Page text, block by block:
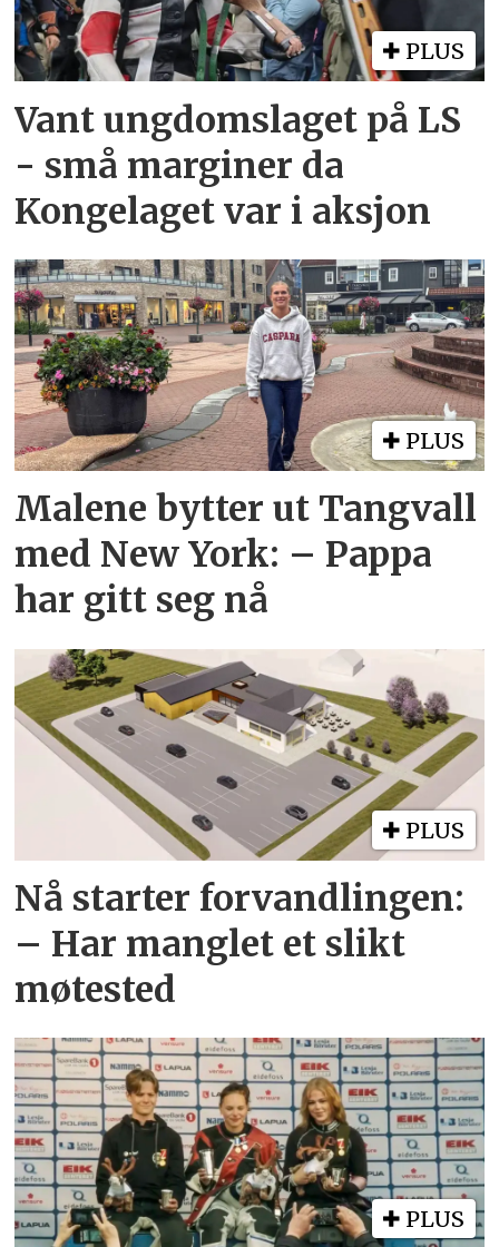
PLUS
Vant ungdomslaget på LS
- små marginer da
Kongelaget var i aksjon
PLUS
Malene bytter ut Tangvall
med New York: – Pappa
har gitt seg nå
PLUS
Nå starter forvandlingen:
– Har manglet et slikt
møtested
PLUS